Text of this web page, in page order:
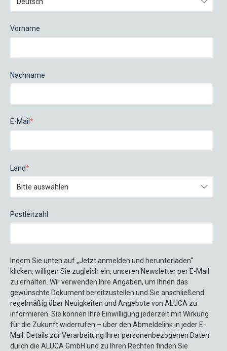
Vorname
Nachname
E-Mail *
Land*
Postleitzahl
Indem Sie unten auf „Jetzt anmelden und herunterladen“
klicken, willigen Sie zugleich ein, unseren Newsletter per E-Mail
zu erhalten. Wir verwenden Ihre Angaben, um Ihnen das
gewünschte Dokument bereitzustellen und Sie anschließend
regelmäßig über Neuigkeiten und Angebote von ALUCA zu
informieren. Sie können Ihre Einwilligung jederzeit mit Wirkung
für die Zukunft widerrufen – über den Abmeldelink in jeder E-
Mail. Details zur Verarbeitung Ihrer personenbezogenen Daten
durch die ALUCA GmbH und zu Ihren Rechten finden Sie